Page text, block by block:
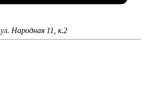
ул. Народная 11, к.2